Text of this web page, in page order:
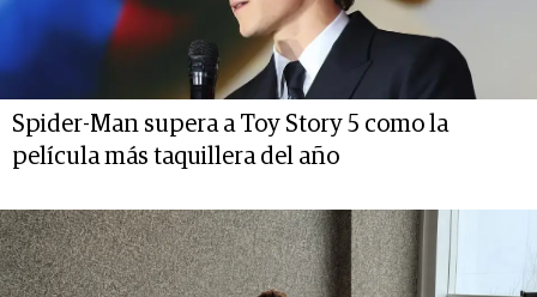
Spider-Man supera a Toy Story 5 como la
película más taquillera del año